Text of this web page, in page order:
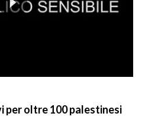
per oltre 100 palestinesi